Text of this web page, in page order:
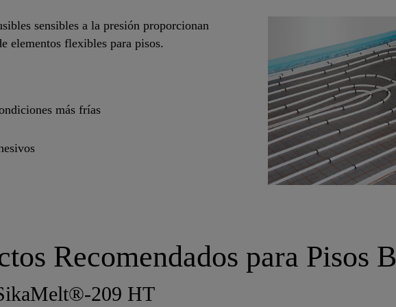
sensibles a la presión proporcionan
elementos flexibles para pisos.
más frías
Recomendados para Pisos
209 HT